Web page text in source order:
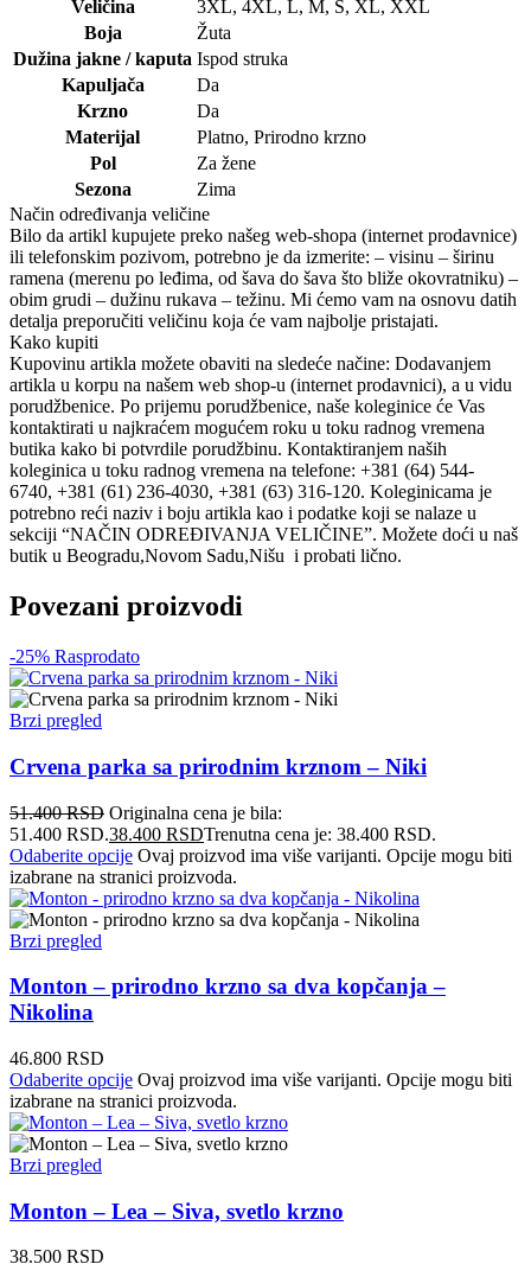
Veličina 3XL, 4XL, L, M, S, XL, XXL
Boja
Žuta
Dužina jakne / kaputa Ispod struka
Kapuljača
Da
Krzno
Da
Materijal
Platno, Prirodno krzno
Pol
Za žene
Sezona
Zima
Način određivanja veličine
Bilo da artikl kupujete preko našeg web-shopa (internet prodavnice)
ili telefonskim pozivom, potrebno je da izmerite: – visinu – širinu
ramena (merenu po leđima, od šava do šava što bliže okovratniku) –
obim grudi – dužinu rukava – težinu. Mi ćemo vam na osnovu datih
detalja preporučiti veličinu koja će vam najbolje pristajati.
Kako kupiti
Kupovinu artikla možete obaviti na sledeće načine: Dodavanjem
artikla u korpu na našem web shop-u (internet prodavnici), a u vidu
porudžbenice. Po prijemu porudžbenice, naše koleginice će Vas
kontaktirati u najkraćem mogućem roku u toku radnog vremena
butika kako bi potvrdile porudžbinu. Kontaktiranjem naših
koleginica u toku radnog vremena na telefone: +381 (64) 544-
6740, +381 (61) 236-4030, +381 (63) 316-120. Koleginicama je
potrebno reći naziv i boju artikla kao i podatke koji se nalaze u
sekciji “NAČIN ODREĐIVANJA VELIČINE”. Možete doći u naš
butik u Beogradu,Novom Sadu,Nišu i probati lično.
Povezani proizvodi
-25% Rasprodato
Brzi pregled
Crvena parka sa prirodnim krznom – Niki
51.400RSD Originalna cena je bila:
51.400 RSD.38.400 RSDTrenutna cena je: 38.400 RSD.
Odaberite opcije Ovaj proizvod ima više varijanti. Opcije mogu biti
izabrane na stranici proizvoda.
Brzi pregled
Monton – prirodno krzno sa dva kopčanja –
Nikolina
46.800 RSD
Odaberite opcije Ovaj proizvod ima više varijanti. Opcije mogu biti
izabrane na stranici proizvoda.
Brzi pregled
Monton – Lea – Siva, svetlo krzno
38.500 RSD